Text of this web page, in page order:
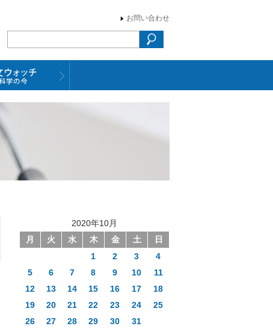
お問い合わせ
2020年10月
月
火 水 木 金 土
日
1
2 3
4
5
6 7 8 9 10
11
12
13 14 15 16 17
18
19
20 21 22 23 24
25
26
27 28 29 30
31